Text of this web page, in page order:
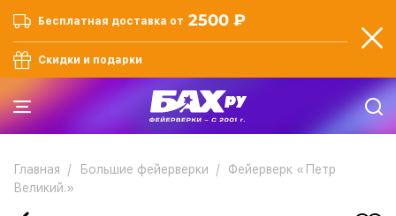
Бесплатная доставка от 2500 ₽
Скидки и подарки
Главная Большие фейерверки
Фейерверк «Петр
Великий.»